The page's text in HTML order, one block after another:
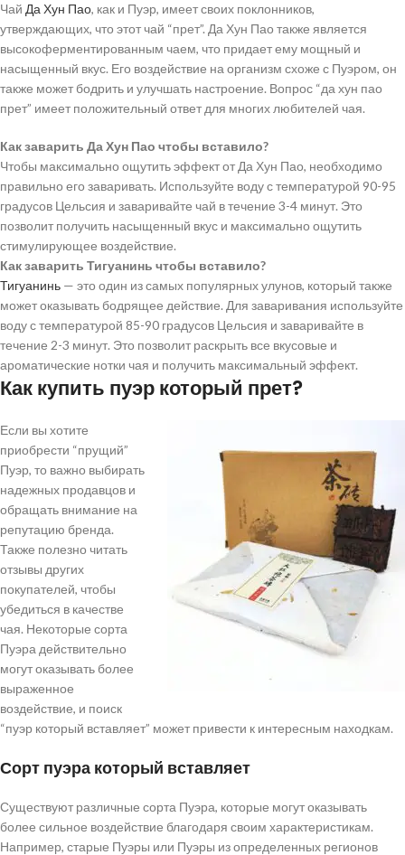
Чай Да Хун Пао, как и Пуэр, имеет своих поклонников,
утверждающих, что этот чай “прет”. Да Хун Пао также является
высокоферментированным чаем, что придает ему мощный и
насыщенный вкус. Его воздействие на организм схоже с Пуэром, он
также может бодрить и улучшать настроение. Вопрос “да хун пао
прет” имеет положительный ответ для многих любителей чая.
Как заварить Да Хун Пао чтобы вставило?
Чтобы максимально ощутить эффект от Да Хун Пао, необходимо
правильно его заваривать. Используйте воду с температурой 90-95
градусов Цельсия и заваривайте чай в течение 3-4 минут. Это
позволит получить насыщенный вкус и максимально ощутить
стимулирующее воздействие.
Как заварить Тигуанинь чтобы вставило?
Тигуанинь — это один из самых популярных улунов, который также
может оказывать бодрящее действие. Для заваривания используйте
воду с температурой 85-90 градусов Цельсия и заваривайте в
течение 2-3 минут. Это позволит раскрыть все вкусовые и
ароматические нотки чая и получить максимальный эффект.
Как купить пуэр который прет?
Если вы хотите
приобрести “прущий”
Пуэр, то важно выбирать
надежных продавцов и
обращать внимание на
репутацию бренда.
Также полезно читать
отзывы других
покупателей, чтобы
убедиться в качестве
чая. Некоторые сорта
Пуэра действительно
могут оказывать более
выраженное
воздействие, и поиск
“пуэр который вставляет” может привести к интересным находкам.
Сорт пуэра который вставляет
Существуют различные сорта Пуэра, которые могут оказывать
более сильное воздействие благодаря своим характеристикам.
Например, старые Пуэры или Пуэры из определенных регионов